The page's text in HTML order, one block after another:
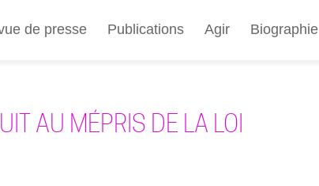
au
de presse Publications Agir Biographie
AU MÉPRIS DE LA LOI